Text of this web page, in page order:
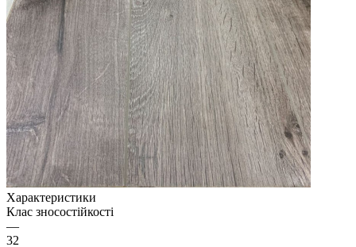
Характеристики
Клас зносостійкості
—
32